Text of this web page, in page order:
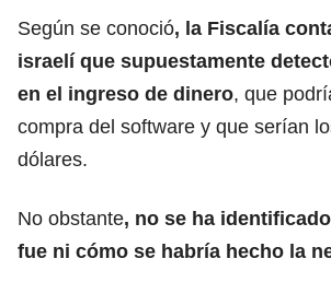
Según se conoció, la Fiscalía
israelí que supuestamente
en el ingreso de dinero, que
compra del software y que serían
dólares.
No obstante, no se ha
fue ni cómo se habría hecho la